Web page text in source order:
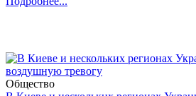
Общество